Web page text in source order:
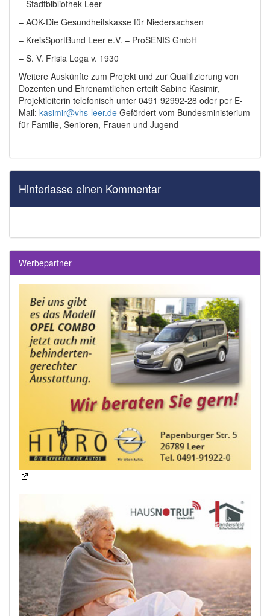
– Stadtbibliothek Leer
– AOK-Die Gesundheitskasse für Niedersachsen
– KreisSportBund Leer e.V. – ProSENIS GmbH
– S. V. Frisia Loga v. 1930
Weitere Auskünfte zum Projekt und zur Qualifizierung von
Dozenten und Ehrenamtlichen erteilt Sabine Kasimir,
Projektleiterin telefonisch unter 0491 92992-28 oder per E-
Mail: kasimir@vhs-leer.de Gefördert vom Bundesministerium
für Familie, Senioren, Frauen und Jugend
Hinterlasse einen Kommentar
Werbepartner